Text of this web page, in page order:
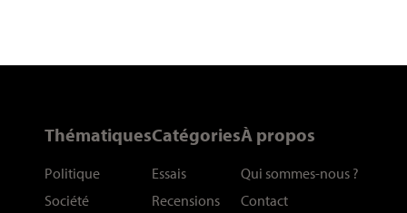
Thématiques
Politique
Société
Catégories
Essais
Recensions
À propos
Qui sommes-nous ?
Contact